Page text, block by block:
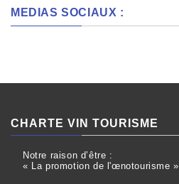
MEDIAS SOCIAUX :
CHARTE VIN TOURISME
Notre raison d’être :
« La promotion de l'œnotourisme »